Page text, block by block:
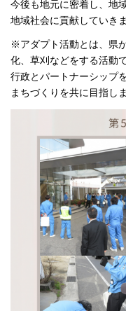
今後も地元に密着し、地
地域社会に貢献していきま
※アダプト活動とは、県
化、草刈などをする活動で
行政とパートナーシップ
まちづくりを共に目指しま